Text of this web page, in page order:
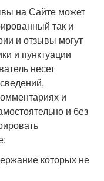
на Сайте может
так и
и отзывы могут
и пунктуации
несет
и
и без
которых не